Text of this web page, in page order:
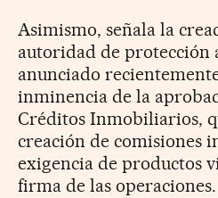
Asimismo, señala la
autoridad de protección
anunciado
inminencia de la
Créditos Inmobiliarios,
creación de comisiones
exigencia de productos
firma de las operaciones.